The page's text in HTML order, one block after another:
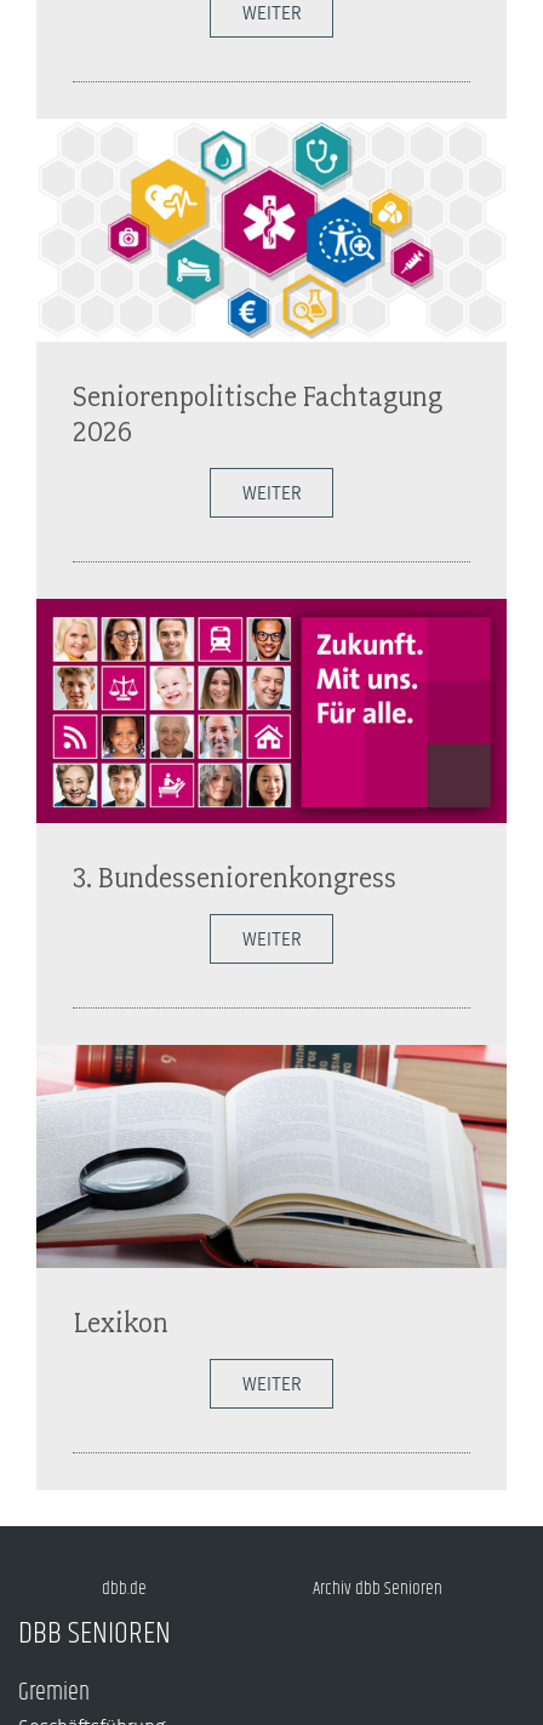
WEITER
Seniorenpolitische Fachtagung
2026
WEITER
3. Bundesseniorenkongress
WEITER
Lexikon
WEITER
dbb.de Archiv dbb Senioren
DBB SENIOREN
Gremien